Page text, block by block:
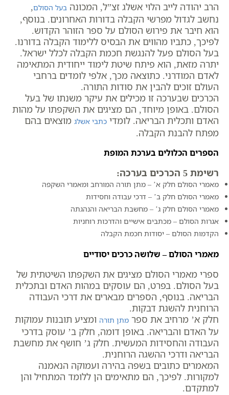
הרב יהודה לייב הלוי אשלג זצ”ל, המכונה בעל הסולם,
נחשב לגדול מפרשי הקבלה בדורות האחרונים. בנוסף,
הוא חיבר את פירוש הסולם על ספר הזוהר הקדוש.
לפיכך, כתביו מהווים את הבסיס ללימוד הקבלה בדורנו.
בעל הסולם פעל להנגשת חכמת הקבלה לכלל ישראל.
יתרה מזאת, הוא פיתח שיטת לימוד ייחודית המתאימה
לאדם המודרני. כתוצאה מכך, אלפי לומדים ברחבי
העולם זוכים להבין את סודות התורה.
הכרכים שבערכה זו מכילים את עיקר משנתו של בעל
הסולם. באופן מיוחד, הם מציגים את השקפתו על מהות
האדם ותכלית הבריאה. לומדי כתבי אשלג מוצאים בהם
מפתח להבנת הקבלה.
הספרים הכלולים בערכת המופת
רשימת 5 הכרכים בערכה:
מאמרי הסולם חלק א’ – מתן תורה המורחב ומאמרי השקפה
מאמרי הסולם חלק ב’ – דרכי עבודה וחסידות
מאמרי הסולם חלק ג’ – מחשבת הבריאה והנהגתה
אגרות הסולם – מכתבים אישיים והדרכות רוחניות
הקדמות הסולם – יסודות חכמת הקבלה
מאמרי הסולם – שלושה כרכים יסודיים
ספרי מאמרי הסולם מציגים את השקפתו השיטתית של
בעל הסולם. בפרט, הם עוסקים במהות האדם ובתכלית
הבריאה. בנוסף, הספרים מבארים את דרכי העבודה
הרוחנית להשגת דבקות.
חלק א’ מרחיב את ספר מתן תורה ומציע תובנות עמוקות
על האדם והבריאה. באופן דומה, חלק ב’ עוסק בדרכי
העבודה והחסידות המעשית. חלק ג’ חושף את מחשבת
הבריאה ודרכי ההשגה הרוחנית.
המאמרים כתובים בשפה בהירה ועמוקה הנאמנה
למקורות. לפיכך, הם מתאימים הן ללומד המתחיל והן
למתקדם.